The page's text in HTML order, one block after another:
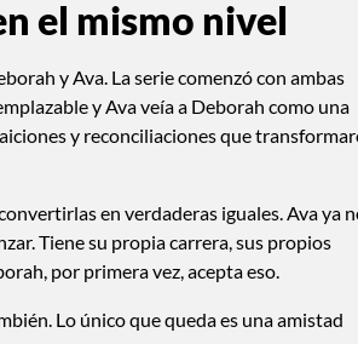
el mismo nivel
y Ava. La serie comenzó con ambas
y Ava veía a Deborah como una
y reconciliaciones que
en verdaderas iguales. Ava ya
Tiene su propia carrera, sus propios
por primera vez, acepta eso.
Lo único que queda es una amistad